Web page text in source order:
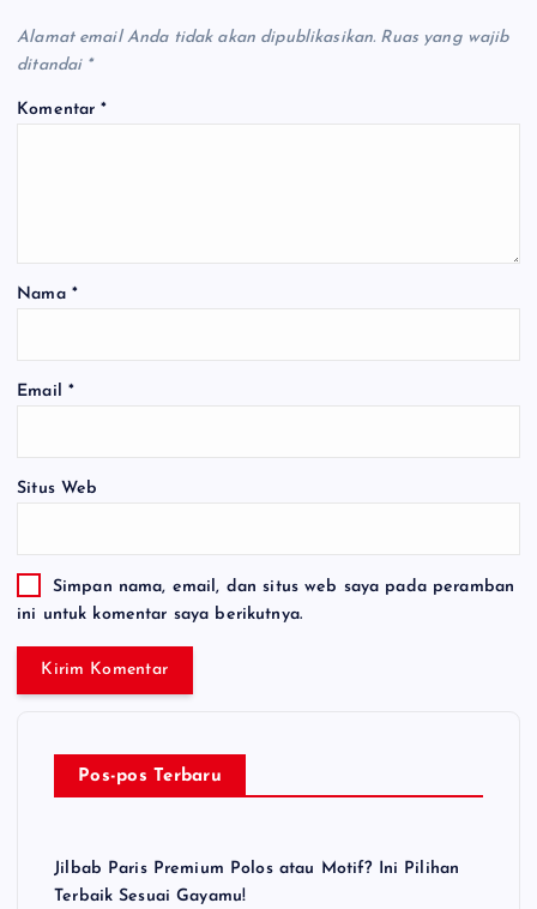
Alamat email Anda tidak akan dipublikasikan. Ruas yang wajib
ditandai *
Komentar*
Nama *
Email *
Situs Web
Simpan nama, email, dan situs web saya pada peramban
ini untuk komentar saya berikutnya.
Pos-pos Terbaru
Jilbab Paris Premium Polos atau Motif? Ini Pilihan
Terbaik Sesuai Gayamu!